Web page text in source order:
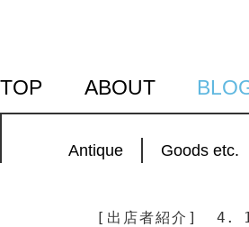
TOP ABOUT
Antique Goods etc.
[出店者紹介] 4.